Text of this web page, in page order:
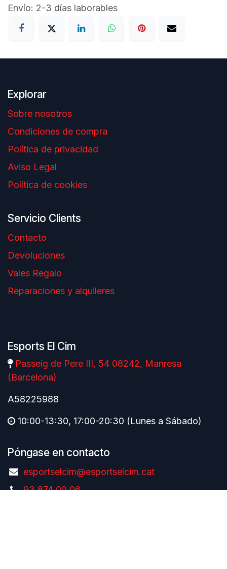
Envío: 2-3 días laborables
Explorar
Sobre nosotros
Condiciones de compra
Política de privacidad
Aviso Legal
Política de cookies
Servicio Clients
Contacto
Devoluciones
Vales Regalo
Reparaciones y alquileres
Esports El Cim
Passeig de Pere III, 54 08242, Manresa
(Barcelona)
A58225988
10:00-13:30, 17:00-20:30 (Lunes a Sábado)
Póngase en contacto
esportselcim@esportselcim.cat
93 874 00 06